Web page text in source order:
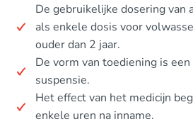
De gebruikelijke dosering van
als enkele dosis voor
ouder dan 2 jaar.
De vorm van toediening is
suspensie.
Het effect van het medicijn
enkele uren na inname.